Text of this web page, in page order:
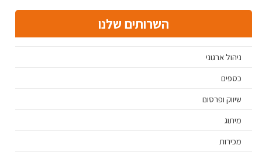
השרותים שלנו
ניהול ארגוני
כספים
שיווק ופרסום
מיתוג
מכירות